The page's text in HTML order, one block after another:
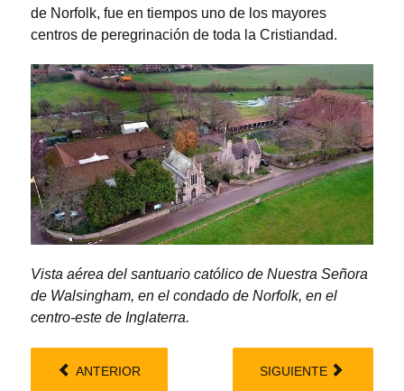
de Norfolk, fue en tiempos uno de los mayores
centros de peregrinación de toda la Cristiandad.
Vista aérea del santuario católico de Nuestra Señora
de Walsingham, en el condado de Norfolk, en el
centro-este de Inglaterra.
ANTERIOR SIGUIENTE